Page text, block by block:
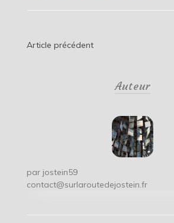
Navigation
Article précédent
Auteur
par jostein59
contact@surlaroutedejostein.fr